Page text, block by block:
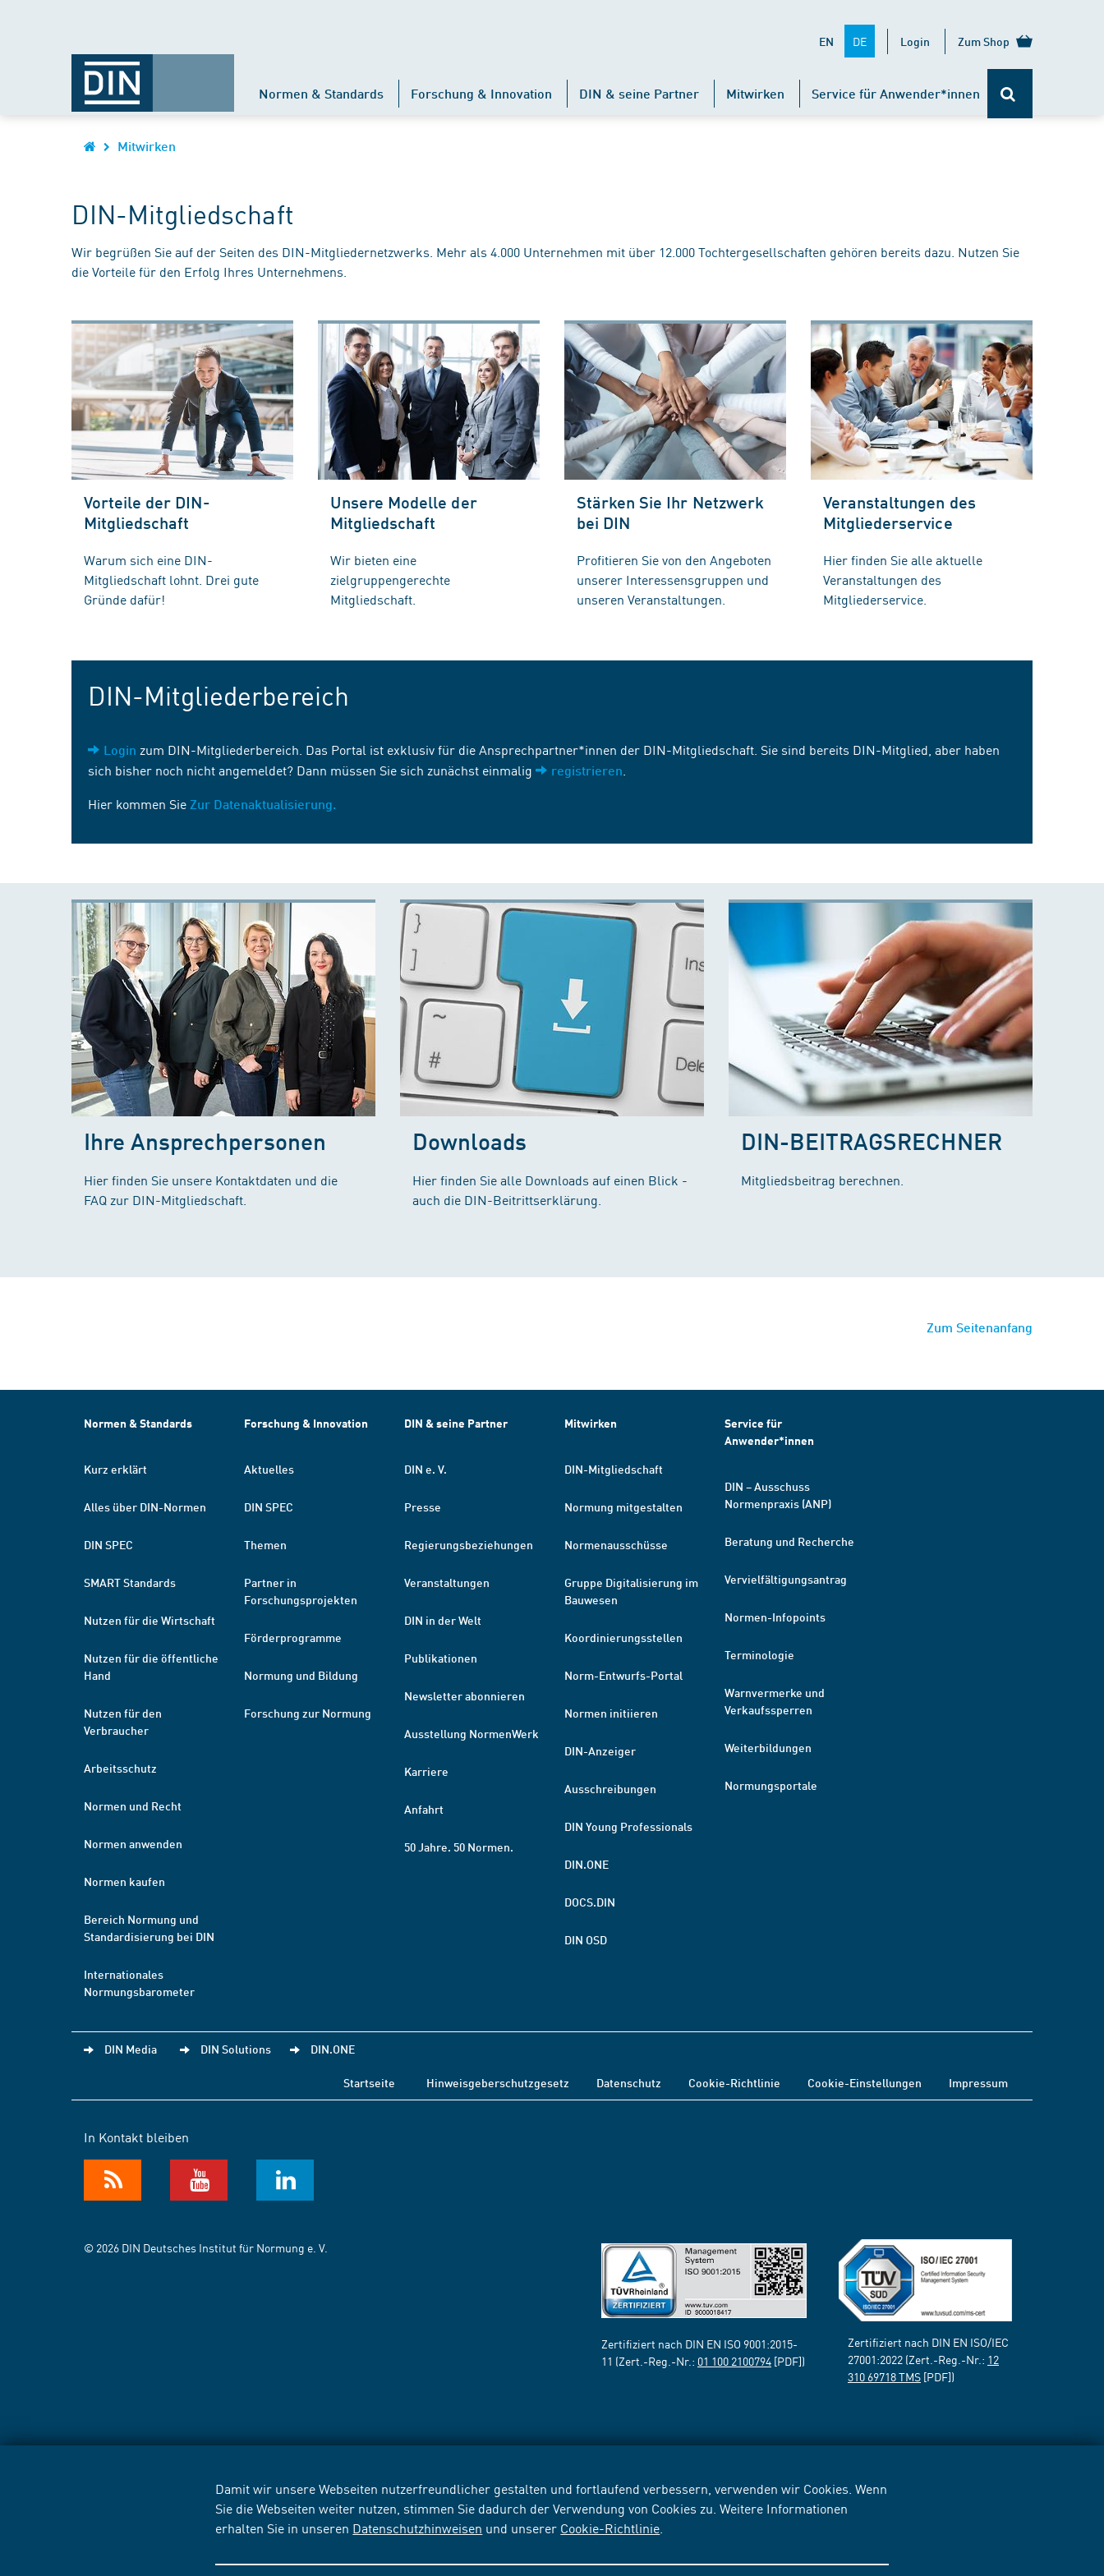
Damit wir unsere Webseiten nutzerfreundlicher gestalten und fortlaufend verbessern, verwenden wir Cookies. Wenn
Sie die Webseiten weiter nutzen, stimmen Sie dadurch der Verwendung von Cookies zu. Weitere Informationen
erhalten Sie in unseren Datenschutzhinweisen und unserer Cookie-Richtlinie
EN DE Login Zum Shop
Normen & Standards Forschung & Innovation DIN & seine Partner Mitwirken Service für Anwender*innen
Mitwirken
DIN-Mitgliedschaft
Wir begrüßen Sie auf der Seiten des DIN-Mitgliedernetzwerks. Mehr als 4.000 Unternehmen mit über 12.000 Tochtergesellschaften gehören bereits dazu. Nutzen Sie
die Vorteile für den Erfolg Ihres Unternehmens.
Vorteile der DIN-
Mitgliedschaft
Warum sich eine DIN-
Mitgliedschaft lohnt. Drei gute
Gründe dafür!
Unsere Modelle der
Mitgliedschaft
Wir bieten eine
zielgruppengerechte
Mitgliedschaft.
Stärken Sie Ihr Netzwerk
bei DIN
Profitieren Sie von den Angeboten
unserer Interessensgruppen und
unseren Veranstaltungen.
Veranstaltungen des
Mitgliederservice
Hier finden Sie alle aktuelle
Veranstaltungen des
Mitgliederservice.
DIN-Mitgliederbereich
Login zum DIN-Mitgliederbereich. Das Portal ist exklusiv für die Ansprechpartner*innen der DIN-Mitgliedschaft. Sie sind bereits DIN-Mitglied, aber haben
sich bisher noch nicht angemeldet? Dann müssen Sie sich zunächst einmalig
registrieren
Hier kommen Sie Zur Datenaktualisierung.
Ihre Ansprechpersonen
Hier finden Sie unsere Kontaktdaten und die
FAQ zur DIN-Mitgliedschaft.
Downloads
Hier finden Sie alle Downloads auf einen Blick -
auch die DIN-Beitrittserklärung.
DIN-BEITRAGSRECHNER
Mitgliedsbeitrag berechnen.
Zum Seitenanfang
Normen & Standards
Kurz erklärt
Alles über DIN-Normen
DIN SPEC
SMART Standards
Nutzen für die Wirtschaft
Nutzen für die öffentliche
Hand
Nutzen für den
Verbraucher
Arbeitsschutz
Normen und Recht
Normen anwenden
Normen kaufen
Bereich Normung und
Standardisierung bei DIN
Internationales
Normungsbarometer
Forschung & Innovation
Aktuelles
DIN SPEC
Themen
Partner in
Forschungsprojekten
Förderprogramme
Normung und Bildung
Forschung zur Normung
DIN & seine Partner
DIN e. V.
Presse
Regierungsbeziehungen
Veranstaltungen
DIN in der Welt
Publikationen
Newsletter abonnieren
Ausstellung NormenWerk
Karriere
Anfahrt
50 Jahre. 50 Normen.
Mitwirken
DIN-Mitgliedschaft
Normung mitgestalten
Normenausschüsse
Gruppe Digitalisierung im
Bauwesen
Koordinierungsstellen
Norm-Entwurfs-Portal
Normen initiieren
DIN-Anzeiger
Ausschreibungen
DIN Young Professionals
DIN.ONE
DOCS.DIN
DIN OSD
Service für
Anwender*innen
DIN – Ausschuss
Normenpraxis (ANP)
Beratung und Recherche
Vervielfältigungsantrag
Normen-Infopoints
Terminologie
Warnvermerke und
Verkaufssperren
Weiterbildungen
Normungsportale
DIN Media DIN Solutions DIN.ONE
Startseite Hinweisgeberschutzgesetz Datenschutz Cookie-Richtlinie Cookie-Einstellungen Impressum
In Kontakt bleiben
© 2026 DIN Deutsches Institut für Normung e. V.
Zertifiziert nach DIN EN ISO 9001:2015-
11 (Zert.-Reg.-Nr.: 01 100 2100794 [PDF])
Zertifiziert nach DIN EN ISO/IEC
27001:2022 (Zert.-Reg.-Nr.: 12
310 69718 TMS [PDF])